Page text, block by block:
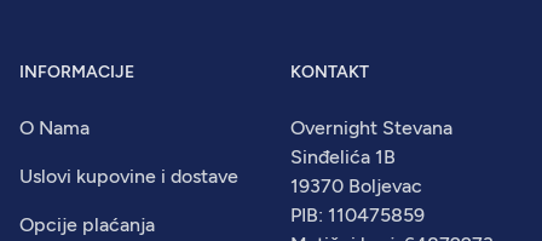
INFORMACIJE
O Nama
Uslovi kupovine i dostave
Opcije plaćanja
KONTAKT
Overnight Stevana
Sinđelića 1B
19370 Boljevac
PIB: 110475859